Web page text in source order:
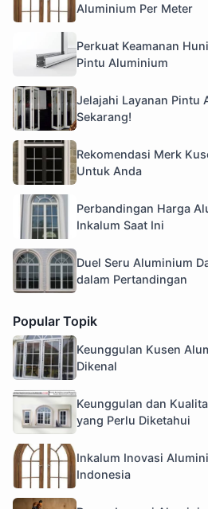
Aluminium Per Meter
Perkuat Keamanan
Pintu Aluminium
Jelajahi Layanan Pintu
Sekarang!
Rekomendasi Merk
Untuk Anda
Perbandingan Harga
Inkalum Saat Ini
Duel Seru Aluminium
dalam Pertandingan
Popular Topik
Keunggulan Kusen
Dikenal
Keunggulan dan
yang Perlu Diketahui
Inkalum Inovasi
Indonesia